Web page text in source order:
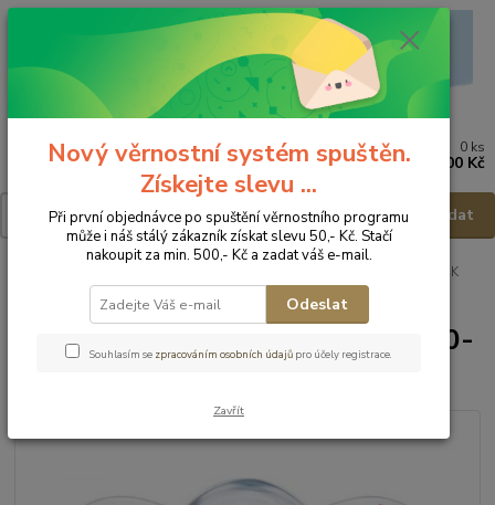
Menu
Hledat
0 ks
0,00 Kč
NUK
Dudlík Trendline Mickey - 0-6m
NUK Dudlík Trendline Mickey - 0-
Nový věrnostní systém spuštěn.
Získejte slevu ...
Při první objednávce po spuštění věrnostního programu
může i náš stálý zákazník získat slevu 50,- Kč. Stačí
nakoupit za min. 500,- Kč a zadat váš e-mail.
Odeslat
Souhlasím se zpracováním osobních údajů pro účely registrace.
Zavřít